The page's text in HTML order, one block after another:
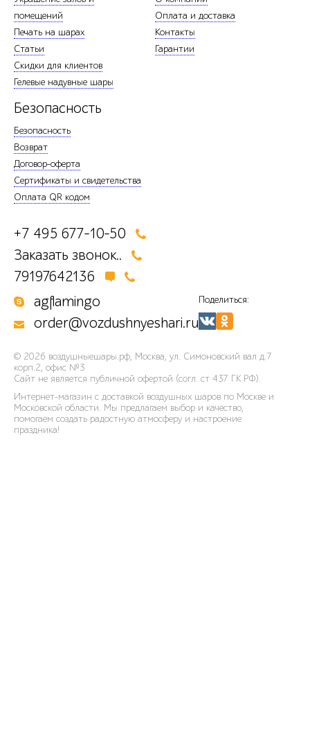
помещений
Печать на шарах
Статьи
Скидки для клиентов
Гелевые надувные шары
Оплата и доставка
Контакты
Гарантии
Безопасность
Безопасность
Возврат
Договор-оферта
Сертификаты и свидетельства
Оплата QR кодом
+7 495 677-10-50
Заказать звонок..
79197642136
agflamingo
order@vozdushnyeshari.ru
Поделиться:
© 2026 воздушныешары.рф, Москва, ул. Симоновский вал д.7
корп.2, офис №3
Сайт не является публичной офертой (согл. ст 437 ГК РФ).
Интернет-магазин с доставкой воздушных шаров по Москве и
Московской области. Мы предлагаем выбор и качество,
помогаем создать радостную атмосферу и настроение
праздника!